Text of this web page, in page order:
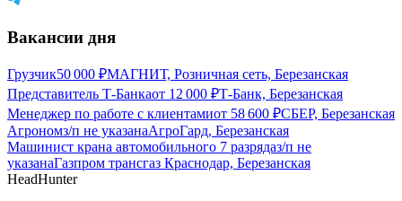
Вакансии дня
Грузчик50 000 ₽МАГНИТ, Розничная сеть, Березанская
Представитель Т-Банкаот 12 000 ₽Т-Банк, Березанская
Менеджер по работе с клиентамиот 58 600 ₽СБЕР, Березанская
Агрономз/п не указанаАгроГард, Березанская
Машинист крана автомобильного 7 разрядаз/п не
указанаГазпром трансгаз Краснодар, Березанская
HeadHunter